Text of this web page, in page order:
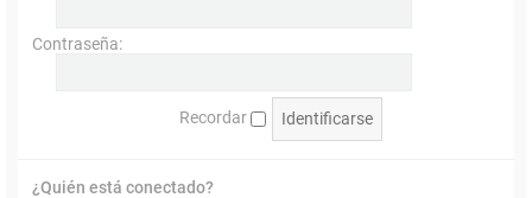
Contraseña:
Recordar
¿Quién está conectado?